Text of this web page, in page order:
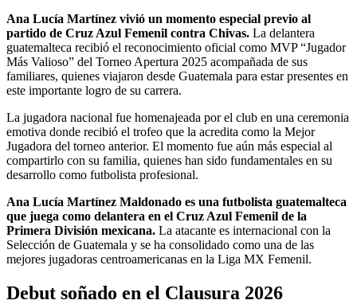
Ana Lucía Martínez vivió un momento especial previo al
partido de Cruz Azul Femenil contra Chivas. La delantera
guatemalteca recibió el reconocimiento oficial como MVP “Jugador
Más Valioso” del Torneo Apertura 2025 acompañada de sus
familiares, quienes viajaron desde Guatemala para estar presentes en
este importante logro de su carrera.
La jugadora nacional fue homenajeada por el club en una ceremonia
emotiva donde recibió el trofeo que la acredita como la Mejor
Jugadora del torneo anterior. El momento fue aún más especial al
compartirlo con su familia, quienes han sido fundamentales en su
desarrollo como futbolista profesional.
Ana Lucía Martínez Maldonado es una futbolista guatemalteca
que juega como delantera en el Cruz Azul Femenil de la
Primera División mexicana. La atacante es internacional con la
Selección de Guatemala y se ha consolidado como una de las
mejores jugadoras centroamericanas en la Liga MX Femenil.
Debut soñado en el Clausura 2026